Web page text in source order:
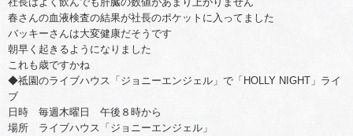
春さんの血液検査の結果が社長のポケットに入ってました
バッキーさんは大変健康だそうです
朝早く起きるようになりました
これも歳ですかね
◆祗園のライブハウス「ジョニーエンジェル」で「HOLLY NIGHT」ライ
ブ
日時 毎週木曜日 午後８時から
場所 ライブハウス「ジョニーエンジェル」